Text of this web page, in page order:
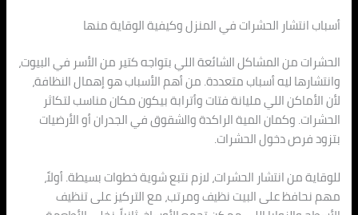
أسباب انتشار الحشرات في المنزل وكيفية الوقاية منها
الحشرات من المشاكل الشائعة اللي بتواجه كتير من الأسر في البيوت،
وانتشارها ليه أسباب متعددة. من أهم الأسباب هو إهمال النظافة،
لأن الأماكن اللي مليانة فتات وأترابة بيكون مكان مناسب لتكاثر
الحشرات. وكمان المية الراكدة والشقوق في الجدران أو الأرضيات
بتزود فرص دخول الحشرات.
للوقاية من انتشار الحشرات، لازم نتبع شوية خطوات بسيطة. أولاً،
مهم نحافظ على البيت نظيف ومرتب، مع التركيز على تنظيف